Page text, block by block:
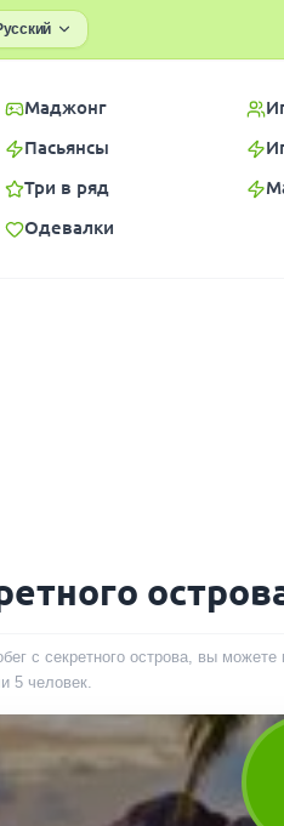
Маджонг
Пасьянсы
Три в ряд
Одевалки
с секретного острова, вы
5 человек.